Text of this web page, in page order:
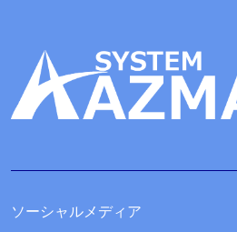
ソーシャルメディア